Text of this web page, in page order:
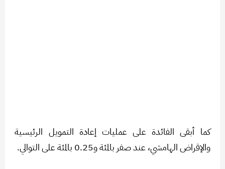
كما أبقى الفائدة على عمليات إعادة التمويل الرئيسية
والإقراض الهامشي، عند صفر بالمئة و0.25 بالمئة على التوالي.